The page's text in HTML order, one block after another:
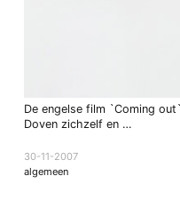
De engelse film `Coming
Doven zichzelf en …
30-11-2007
algemeen